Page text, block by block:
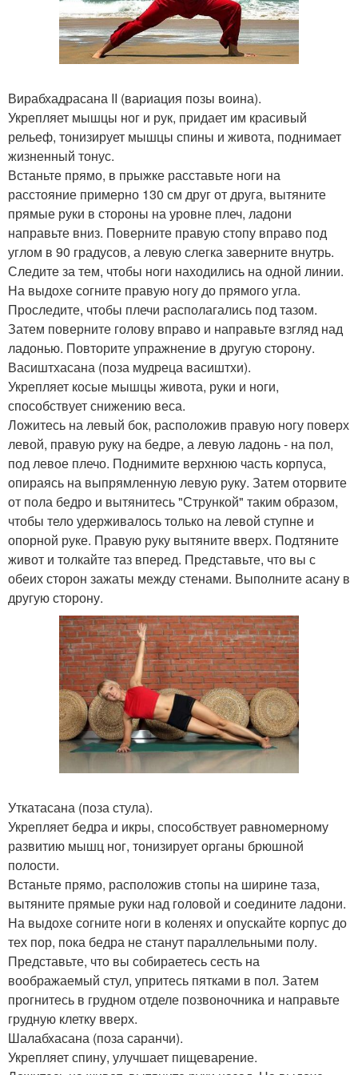
Вирабхадрасана II (вариация позы воина).
Укрепляет мышцы ног и рук, придает им красивый
рельеф, тонизирует мышцы спины и живота, поднимает
жизненный тонус.
Встаньте прямо, в прыжке расставьте ноги на
расстояние примерно 130 см друг от друга, вытяните
прямые руки в стороны на уровне плеч, ладони
направьте вниз. Поверните правую стопу вправо под
углом в 90 градусов, а левую слегка заверните внутрь.
Следите за тем, чтобы ноги находились на одной линии.
На выдохе согните правую ногу до прямого угла.
Проследите, чтобы плечи располагались под тазом.
Затем поверните голову вправо и направьте взгляд над
ладонью. Повторите упражнение в другую сторону.
Васиштхасана (поза мудреца васиштхи).
Укрепляет косые мышцы живота, руки и ноги,
способствует снижению веса.
Ложитесь на левый бок, расположив правую ногу поверх
левой, правую руку на бедре, а левую ладонь - на пол,
под левое плечо. Поднимите верхнюю часть корпуса,
опираясь на выпрямленную левую руку. Затем оторвите
от пола бедро и вытянитесь "Стрункой" таким образом,
чтобы тело удерживалось только на левой ступне и
опорной руке. Правую руку вытяните вверх. Подтяните
живот и толкайте таз вперед. Представьте, что вы с
обеих сторон зажаты между стенами. Выполните асану в
другую сторону.
Уткатасана (поза стула).
Укрепляет бедра и икры, способствует равномерному
развитию мышц ног, тонизирует органы брюшной
полости.
Встаньте прямо, расположив стопы на ширине таза,
вытяните прямые руки над головой и соедините ладони.
На выдохе согните ноги в коленях и опускайте корпус до
тех пор, пока бедра не станут параллельными полу.
Представьте, что вы собираетесь сесть на
воображаемый стул, упритесь пятками в пол. Затем
прогнитесь в грудном отделе позвоночника и направьте
грудную клетку вверх.
Шалабхасана (поза саранчи).
Укрепляет спину, улучшает пищеварение.